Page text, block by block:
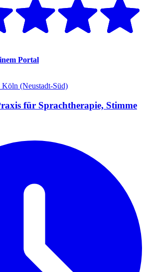
Portal
Köln (Neustadt-Süd)
für Sprachtherapie, Stimme